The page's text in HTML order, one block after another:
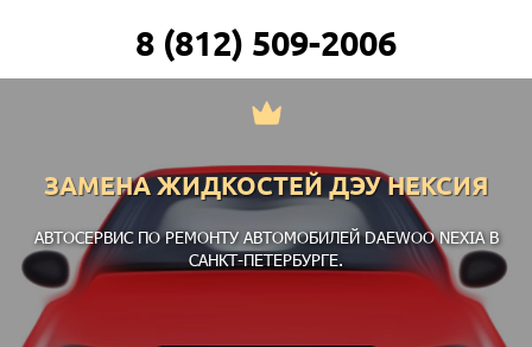
8 (812) 509-2006
ЗАМЕНА ЖИДКОСТЕЙ ДЭУ НЕКСИЯ
АВТОСЕРВИС ПО РЕМОНТУ АВТОМОБИЛЕЙ DAEWOO NEXIA В
САНКТ-ПЕТЕРБУРГЕ.